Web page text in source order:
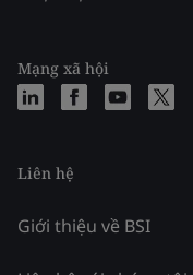
Mạng xã hội
Liên hệ
Giới thiệu về BSI